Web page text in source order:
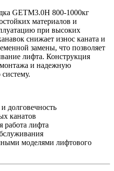
GETM3.0H 800-1000кг
материалов и
при высоких
снижает износ каната и
замены, что позволяет
лифта. Конструкция
монтажа и надежную
долговечность
канатов
работа лифта
моделями лифтового